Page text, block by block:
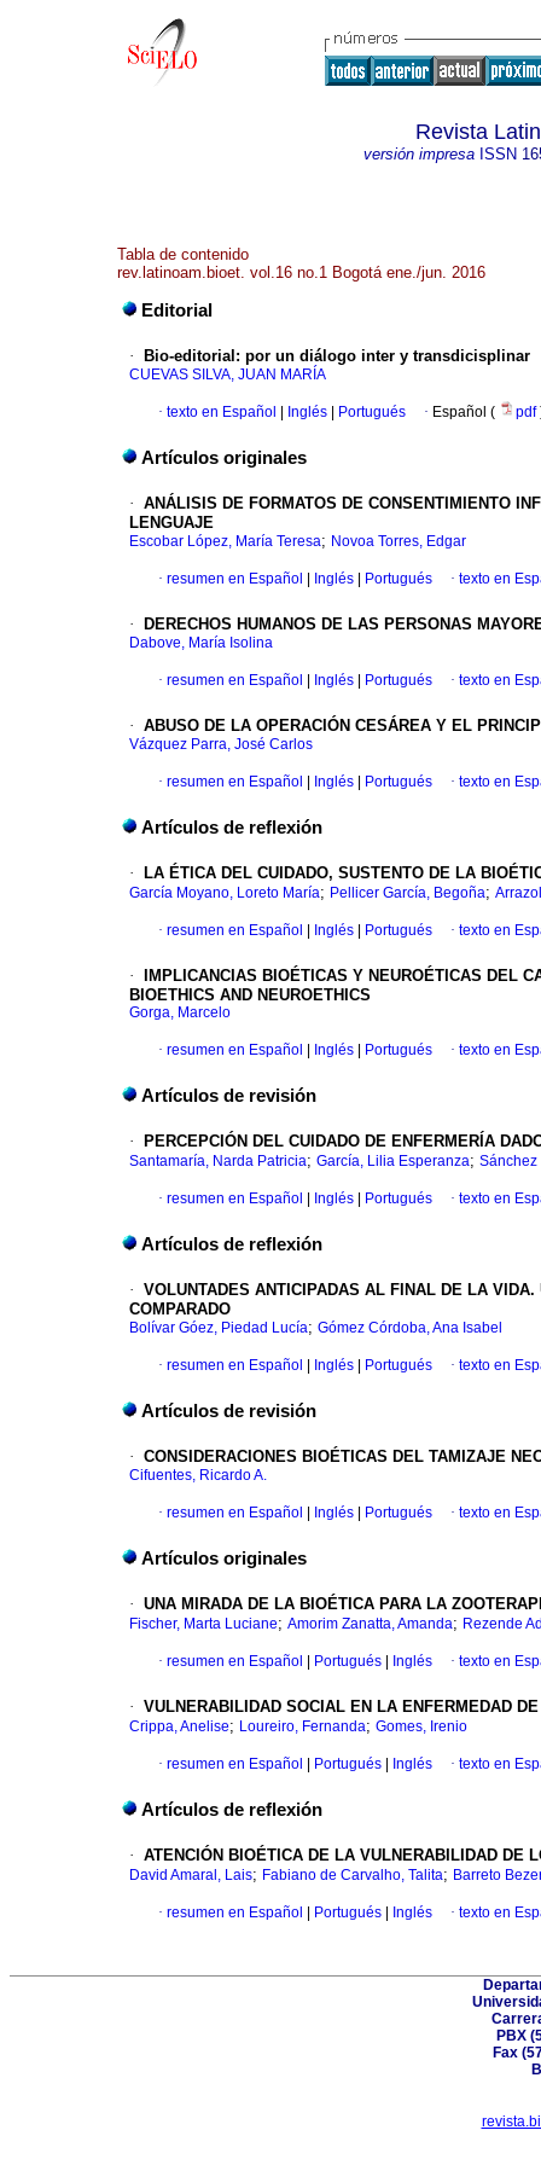
Revista
versión impresaISSN
Tabla de contenido
rev.latinoam.bioet. vol.16 no.1 Bogotá ene./jun. 2016
Editorial
· Bio-editorial : por un diálogo inter y transdicisplinar
CUEVAS SILVA, JUAN MARÍA
· texto en Español Inglés Portugués · Español ( pdf
Artículos originales
· ANÁLISIS DE FORMATOS DE CONSENTIMIENTO
LENGUAJE
Escobar López, María Teresa; Novoa Torres, Edgar
· resumen en Español Inglés Portugués · texto en
· DERECHOS HUMANOS DE LAS PERSONAS
Dabove, María Isolina
· resumen en Español Inglés Portugués · texto en
· ABUSO DE LA OPERACIÓN CESÁREA Y EL
Vázquez Parra, José Carlos
· resumen en Español Inglés Portugués · texto en
Artículos de reflexión
· LA ÉTICA DEL CUIDADO, SUSTENTO DE LA
García Moyano, Loreto María; Pellicer García, Begoña;
· resumen en Español Inglés Portugués · texto en
·
IMPLICANCIAS BIOÉTICAS Y NEUROÉTICAS DEL
BIOETHICS AND NEUROETHICS
Gorga, Marcelo
· resumen en Español Inglés Portugués · texto en
Artículos de revisión
· PERCEPCIÓN DEL CUIDADO DE ENFERMERÍA
Santamaría, Narda Patricia; García, Lilia Esperanza; Sánchez
· resumen en Español Inglés Portugués · texto en
Artículos de reflexión
· VOLUNTADES ANTICIPADAS AL FINAL DE LA
COMPARADO
Bolívar Góez, Piedad Lucía; Gómez Córdoba, Ana Isabel
· resumen en Español Inglés Portugués · texto en
Artículos de revisión
· CONSIDERACIONES BIOÉTICAS DEL TAMIZAJE
Cifuentes, Ricardo A.
· resumen en Español Inglés Portugués · texto en
Artículos originales
· UNA MIRADA DE LA BIOÉTICA PARA LA
Fischer, Marta Luciane; Amorim Zanatta, Amanda; Rezende
· resumen en Español Portugués Inglés · texto en
· VULNERABILIDAD SOCIAL EN LA ENFERMEDAD
Crippa, Anelise; Loureiro, Fernanda; Gomes, Irenio
· resumen en Español Portugués Inglés · texto en
Artículos de reflexión
· ATENCIÓN BIOÉTICA DE LA VULNERABILIDAD DE
David Amaral, Lais; Fabiano de Carvalho, Talita; Barreto
· resumen en Español Portugués Inglés · texto en
PBX
Fax